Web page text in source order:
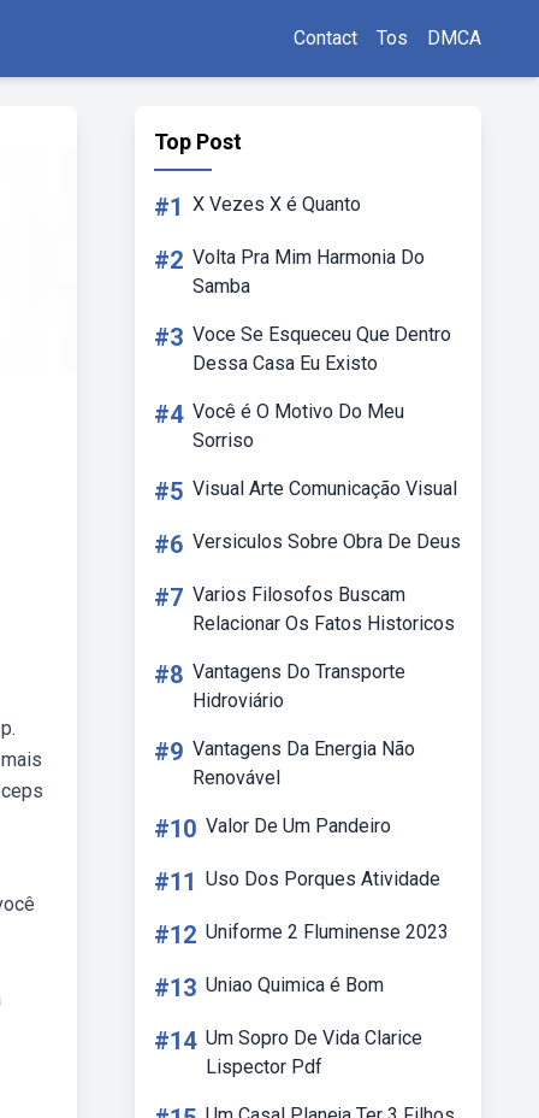
Contact Tos DMCA
Top Post
#1 X Vezes X é Quanto
#2 Volta Pra Mim Harmonia Do
Samba
#3 Voce Se Esqueceu Que Dentro
Dessa Casa Eu Existo
#4 Você é O Motivo Do Meu
Sorriso
#5 Visual Arte Comunicação Visual
#6 Versiculos Sobre Obra De Deus
#7 Varios Filosofos Buscam
Relacionar Os Fatos Historicos
#8 Vantagens Do Transporte
Hidroviário
#9 Vantagens Da Energia Não
Renovável
#10 Valor De Um Pandeiro
#11 Uso Dos Porques Atividade
#12 Uniforme 2 Fluminense 2023
#13 Uniao Quimica é Bom
#14 Um Sopro De Vida Clarice
Lispector Pdf